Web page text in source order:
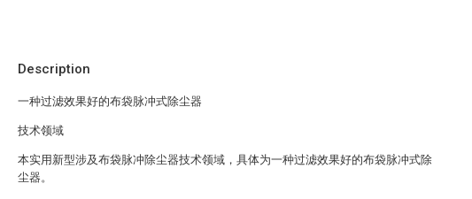
Description
一种过滤效果好的布袋脉冲式除尘器
技术领域
本实用新型涉及布袋脉冲除尘器技术领域，具体为一种过滤效果好的布袋脉冲式除
尘器。